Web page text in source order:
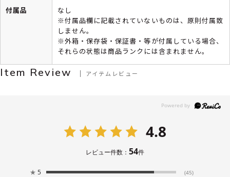
付属品
なし
※付属品欄に記載されていないものは、原則付属致
しません。
※外箱・保存袋・保証書・等が付属している場合、
それらの状態は商品ランクには含まれません。
Item Review アイテムレビュー
4.8
レビュー件数： 54件
★ 5 (45)